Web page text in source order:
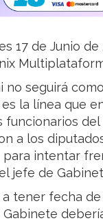
17 de Junio de
no seguirá
es la línea que
funcionarios del
a los
intentar
jefe de
a tener fecha